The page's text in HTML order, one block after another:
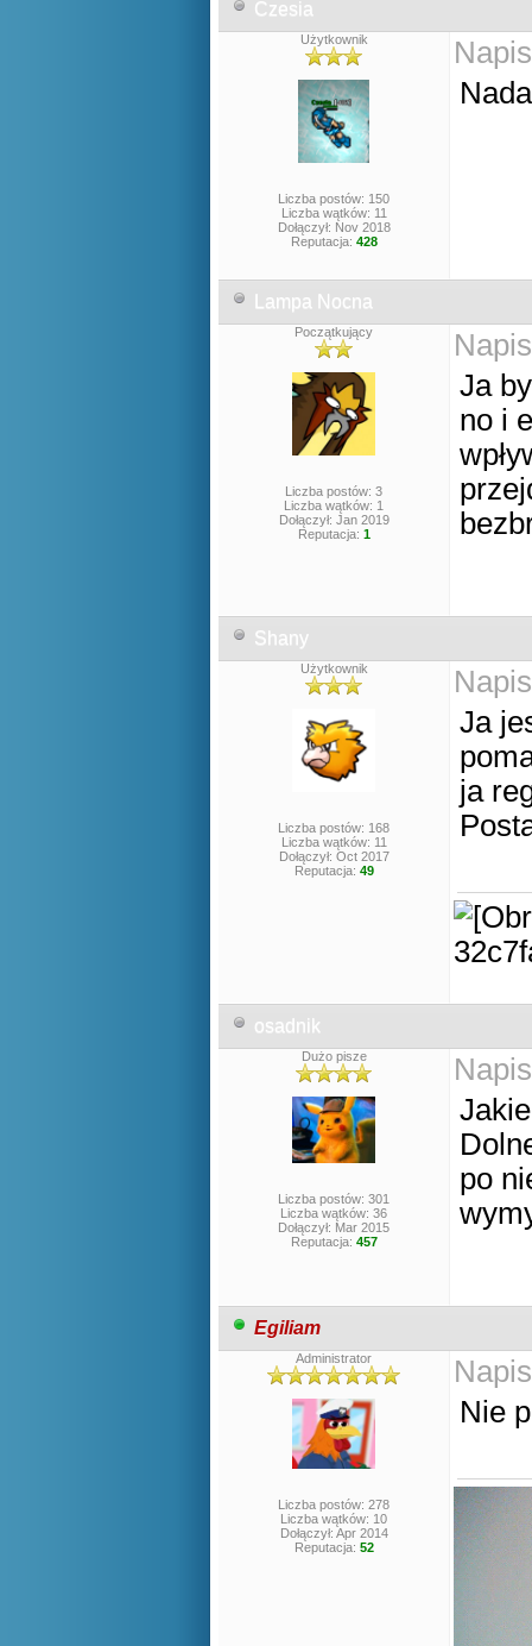
Czesia
Użytkownik
Liczba postów: 150
Liczba wątków: 11
Dołączył: Nov 2018
Reputacja: 428
Lampa Nocna
Początkujący
Liczba postów: 3
Liczba wątków: 1
Dołączył: Jan 2019
Reputacja: 1
Ja
no i
Shany
Użytkownik
Liczba postów: 168
Liczba wątków: 11
Dołączył: Oct 2017
Reputacja: 49
Ja
ja
osadnik
Dużo pisze
Liczba postów: 301
Liczba wątków: 36
Dołączył: Mar 2015
Reputacja: 457
po
Egiliam
Administrator
Liczba postów: 278
Liczba wątków: 10
Dołączył: Apr 2014
Reputacja: 52
Nie